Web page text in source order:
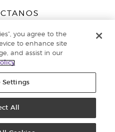
97
900-812976
de privacidad
you agree to the
to enhance site
and assist in our
Settings
All